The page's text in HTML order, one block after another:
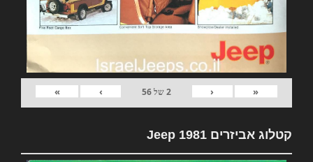
«
‹
2של56
›
»
קטלוג אביזרים 1981 Jeep